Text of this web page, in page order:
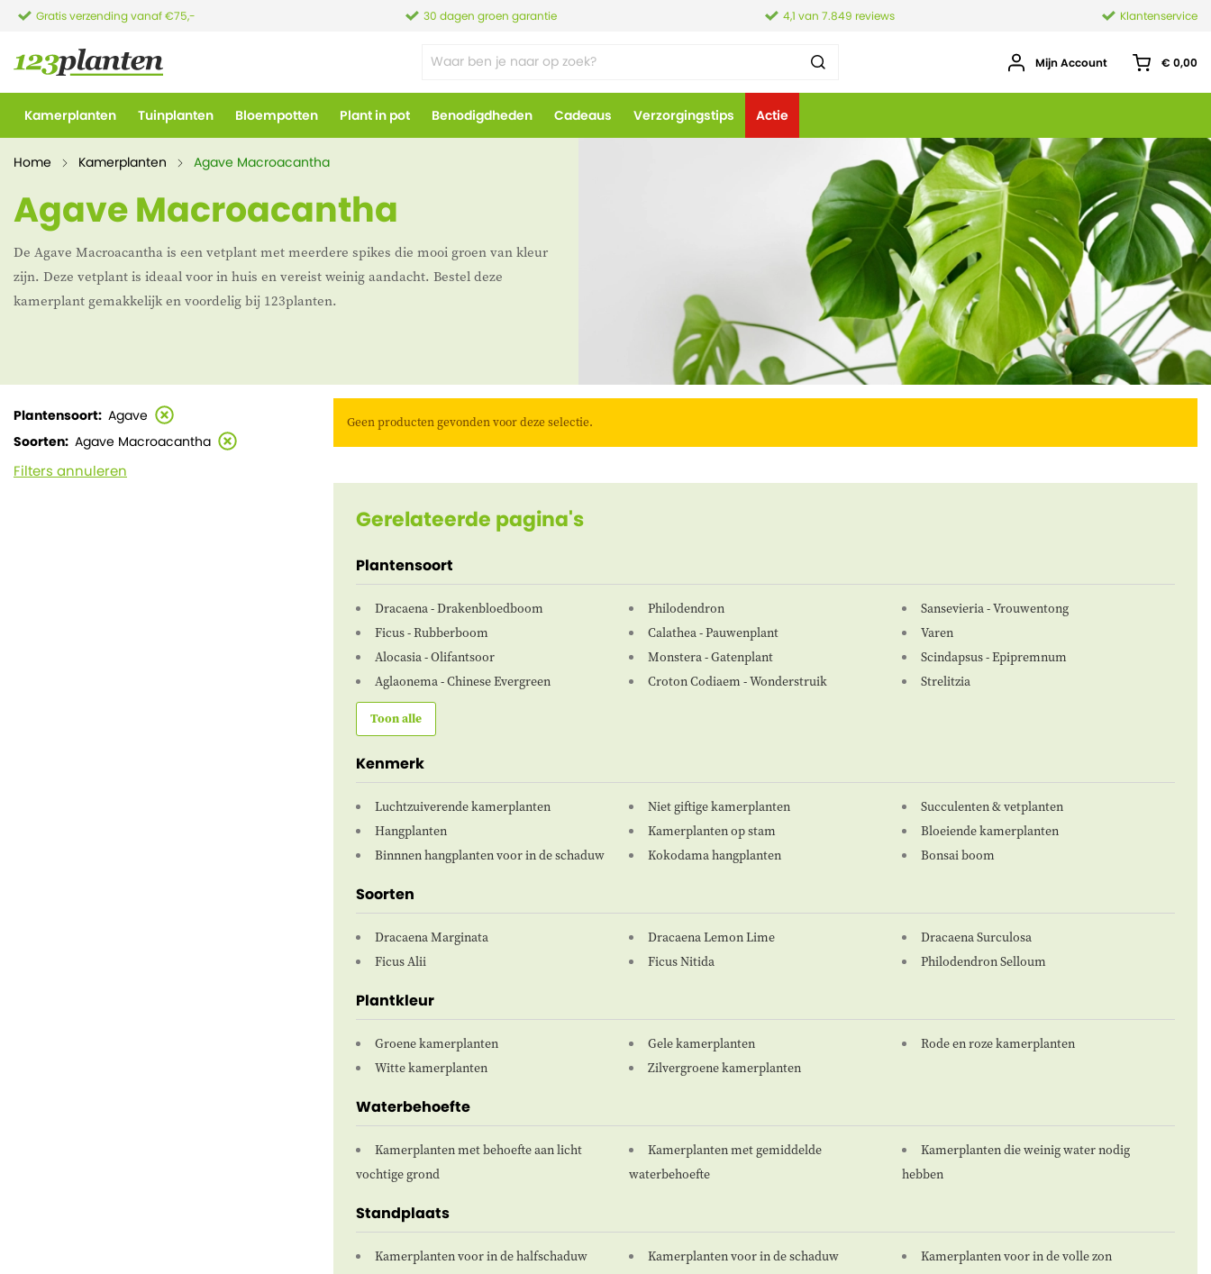
Gratis verzending vanaf €75,- 30 dagen groen garantie 4,1 van 7.849 reviews Klantenservice
Mijn Account € 0,00
Kamerplanten Tuinplanten Bloempotten Plant in pot Benodigdheden Cadeaus Verzorgingstips Actie
Home Kamerplanten Agave Macroacantha
Agave Macroacantha
De Agave Macroacantha is een vetplant met meerdere spikes die mooi groen van kleur
zijn. Deze vetplant is ideaal voor in huis en vereist weinig aandacht. Bestel deze
kamerplant gemakkelijk en voordelig bij 123planten.
Geen producten gevonden voor deze selectie.
Gerelateerde pagina's
Plantensoort
Dracaena - Drakenbloedboom Philodendron
Sansevieria - Vrouwentong
Ficus - Rubberboom
Calathea - Pauwenplant
Varen
Alocasia - Olifantsoor
Monstera - Gatenplant
Scindapsus - Epipremnum
Aglaonema - Chinese Evergreen
Croton Codiaem - Wonderstruik Strelitzia
Toon alle
Kenmerk
Luchtzuiverende kamerplanten Niet giftige kamerplanten
Succulenten & vetplanten
Hangplanten
Kamerplanten op stam
Bloeiende kamerplanten
Binnnen hangplanten voor in de schaduw
Kokodama hangplanten Bonsai boom
Soorten
Dracaena Marginata Dracaena Lemon Lime
Dracaena Surculosa
Ficus Alii
Ficus Nitida Philodendron Selloum
Plantkleur
Groene kamerplanten Gele kamerplanten
Rode en roze kamerplanten
Witte kamerplanten
Zilvergroene kamerplanten
Waterbehoefte
Kamerplanten met behoefte aan licht
vochtige grond
Kamerplanten met gemiddelde
waterbehoefte
Kamerplanten die weinig water nodig
hebben
Standplaats
Kamerplanten voor in de halfschaduw Kamerplanten voor in de schaduw Kamerplanten voor in de volle zon
Plantensoort Agave
Soorten Agave Macroacantha
Filters annuleren